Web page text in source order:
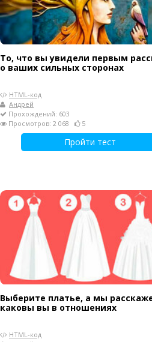
То, что вы увидели первым
о ваших сильных сторонах
HTML-код
Андрей
Прохождений: 603
Просмотров: 2 068
5
Пройти тест
Выберите платье, а мы
каковы вы в отношениях
HTML-код